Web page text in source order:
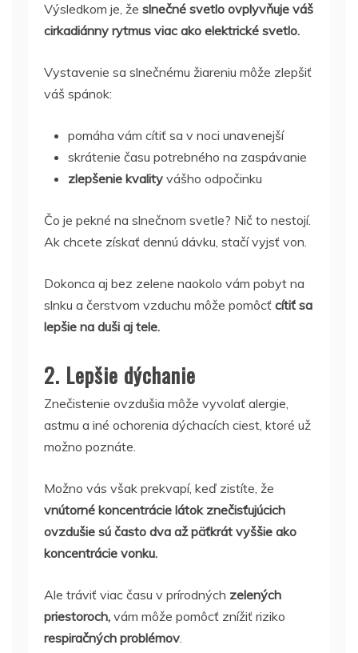
Výsledkom je, že slnečné svetlo ovplyvňuje váš
cirkadiánny rytmus viac ako elektrické svetlo.
Vystavenie sa slnečnému žiareniu môže zlepšiť
váš spánok:
pomáha vám cítiť sa v noci unavenejší
skrátenie času potrebného na zaspávanie
zlepšenie kvality vášho odpočinku
Čo je pekné na slnečnom svetle? Nič to nestojí.
Ak chcete získať dennú dávku, stačí vyjsť von.
Dokonca aj bez zelene naokolo vám pobyt na
slnku a čerstvom vzduchu môže pomôcť cítiť sa
lepšie na duši aj tele.
2. Lepšie dýchanie
Znečistenie ovzdušia môže vyvolať alergie,
astmu a iné ochorenia dýchacích ciest, ktoré už
možno poznáte.
Možno vás však prekvapí, keď zistíte, že
vnútorné koncentrácie látok znečisťujúcich
ovzdušie sú často dva až päťkrát vyššie ako
koncentrácie vonku.
Ale tráviť viac času v prírodných zelených
priestoroch, vám môže pomôcť znížiť riziko
respiračných problémov.